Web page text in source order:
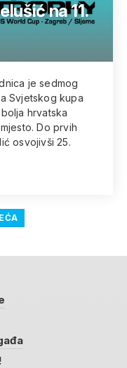
na 11.
je sedmog
Svjetskog kupa
hrvatska
Do prvih
osvojivši 25.